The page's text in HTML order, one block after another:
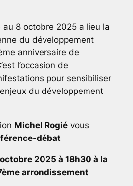
au 8 octobre 2025 a lieu la
du développement
anniversaire de
l’occasion de
pour sensibiliser
du développement
Michel Rogiévous
débat
2025 à 18h30 à la
arrondissement